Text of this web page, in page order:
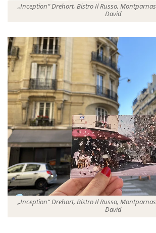
„Inception“ Drehort, Bistro Il Russo,
David
„Inception“ Drehort, Bistro Il Russo,
David